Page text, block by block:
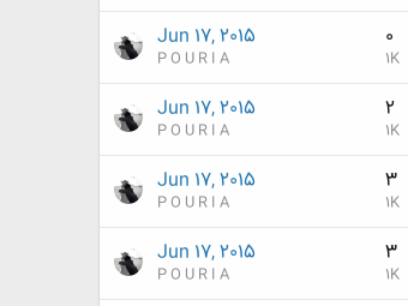
0
1K
Jun 17, 2015
P O U R I A
2
1K
Jun 17, 2015
P O U R I A
3
1K
Jun 17, 2015
P O U R I A
3
1K
Jun 17, 2015
P O U R I A